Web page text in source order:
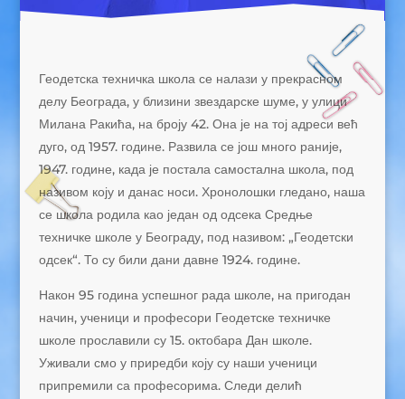
Геодетска техничка школа се налази у прекрасном
делу Београда, у близини звездарске шуме, у улици
Милана Ракића, на броју 42. Она је на тој адреси већ
дуго, од 1957. године. Развила се још много раније,
1947. године, када је постала самостална школа, под
називом коју и данас носи. Хронолошки гледано, наша
се школа родила као један од одсека Средње
техничке школе у Београду, под називом: „Геодетски
одсек“. То су били дани давне 1924. године.
Након 95 година успешног рада школе, на пригодан
начин, ученици и професори Геодетске техничке
школе прославили су 15. октобара Дан школе.
Уживали смо у приредби коју су наши ученици
припремили са професорима. Следи делић